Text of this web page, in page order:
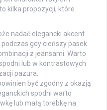
kilka propozycji, które
nadać elegancki akcent
gdy cieńszy pasek
z jeansami. Warto
lub w kontrastowych
pazura.
być zgodny z okazją
spodni warto
lub małą torebkę na